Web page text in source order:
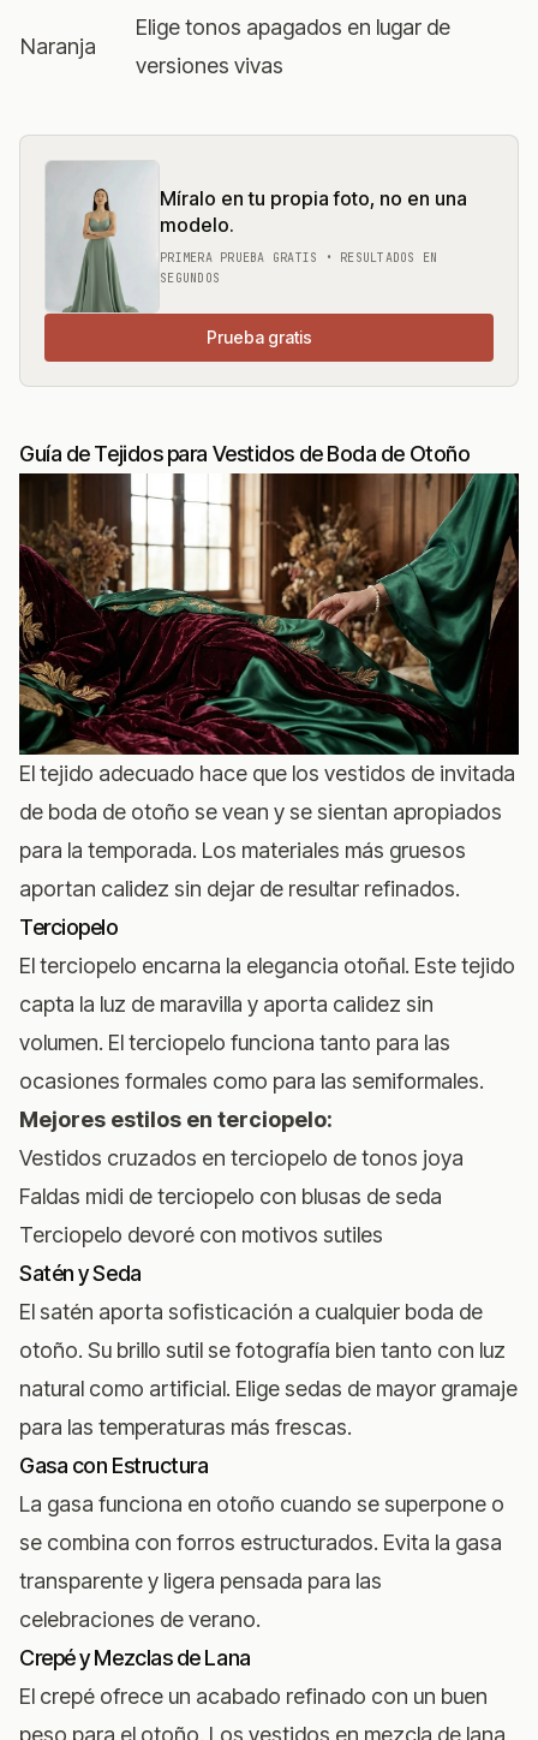
Naranja
Elige tonos apagados en lugar de
versiones vivas
Míralo en tu propia foto, no en una
modelo.
PRIMERA PRUEBA GRATIS • RESULTADOS EN
SEGUNDOS
Prueba gratis
Guía de Tejidos para Vestidos de Boda de Otoño
El tejido adecuado hace que los vestidos de invitada
de boda de otoño se vean y se sientan apropiados
para la temporada. Los materiales más gruesos
aportan calidez sin dejar de resultar refinados.
Terciopelo
El terciopelo encarna la elegancia otoñal. Este tejido
capta la luz de maravilla y aporta calidez sin
volumen. El terciopelo funciona tanto para las
ocasiones formales como para las semiformales.
Mejores estilos en terciopelo:
Vestidos cruzados en terciopelo de tonos joya
Faldas midi de terciopelo con blusas de seda
Terciopelo devoré con motivos sutiles
Satén y Seda
El satén aporta sofisticación a cualquier boda de
otoño. Su brillo sutil se fotografía bien tanto con luz
natural como artificial. Elige sedas de mayor gramaje
para las temperaturas más frescas.
Gasa con Estructura
La gasa funciona en otoño cuando se superpone o
se combina con forros estructurados. Evita la gasa
transparente y ligera pensada para las
celebraciones de verano.
Crepé y Mezclas de Lana
El crepé ofrece un acabado refinado con un buen
peso para el otoño. Los vestidos en mezcla de lana